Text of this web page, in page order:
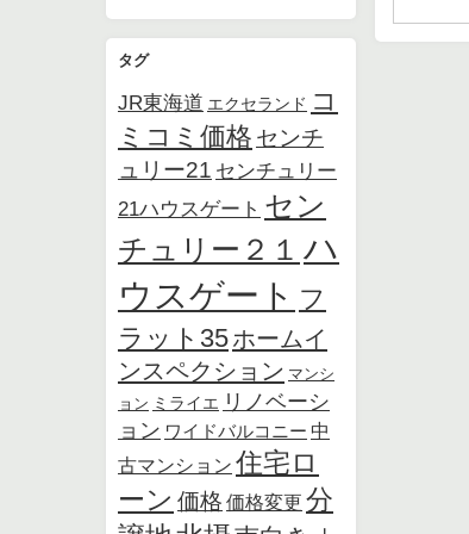
タグ
JR東海道 エクセランド コ
ミコミ価格 センチ
ュリー21 センチュリー
21ハウスゲート セン
チュリー２１ ハ
ウスゲート フ
ラット35ホームイ
ンスペクション マンシ
ョン ミライエ リノベーシ
ョン ワイドバルコニー 中
古マンション 住宅ロ
ーン 価格 価格変更 分